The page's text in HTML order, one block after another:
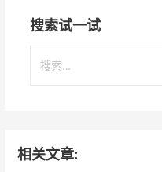
搜索试一试
索
相关文章: